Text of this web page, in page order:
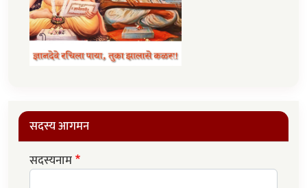
सदस्य आगमन
सदस्यनाम